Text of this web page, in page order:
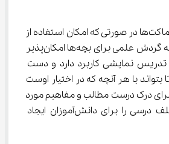
همچنین استفاده از ماکت‌ها در صورتی که امکان استفاده از
نمونه اصلی یا رفتن به گردش علمی برای بچه‌ها امکان‌پذیر
نمایشی کاربرد دارد و دست
می‌گذارد تا بتواند با هر آنچه که در اختیار اوست
درک درست مطالب و مفاهیم مورد
هدف کتاب‌های مختلف درسی را برای دانش‌آموزان ایجاد